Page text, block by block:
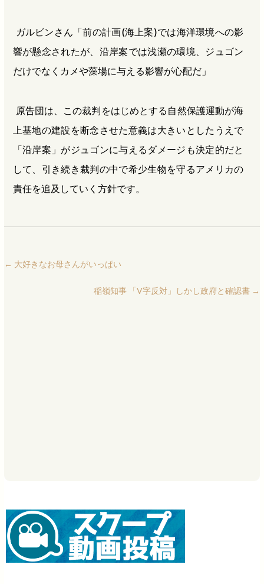
ガルビンさん「前の計画(海上案)では海洋環境への影
響が懸念されたが、沿岸案では浅瀬の環境、ジュゴン
だけでなくカメや藻場に与える影響が心配だ」
原告団は、この裁判をはじめとする自然保護運動が海
上基地の建設を断念させた意義は大きいとしたうえで
「沿岸案」がジュゴンに与えるダメージも決定的だと
して、引き続き裁判の中で希少生物を守るアメリカの
責任を追及していく方針です。
← 大好きなお母さんがいっぱい
稲嶺知事 「V字反対」しかし政府と確認書 →